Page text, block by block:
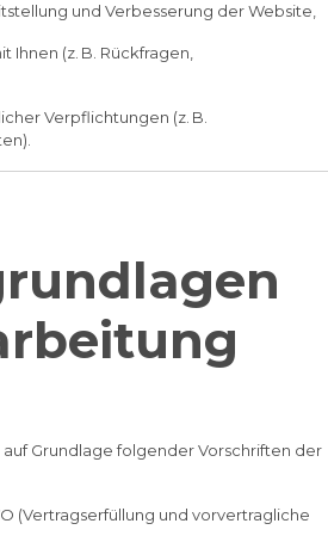
und Verbesserung der Website,
Ihnen (z. B. Rückfragen,
Verpflichtungen (z. B.
Grundlage folgender Vorschriften der
(Vertragserfüllung und vorvertragliche